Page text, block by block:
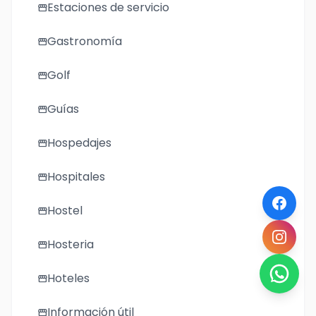
storefrontEstaciones de servicio
storefrontGastronomía
storefrontGolf
storefrontGuías
storefrontHospedajes
storefrontHospitales
storefrontHostel
storefrontHosteria
storefrontHoteles
storefrontInformación útil